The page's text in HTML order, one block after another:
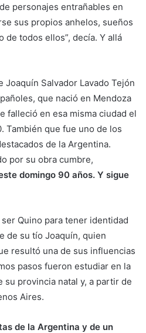
personajes entrañables en
sus propios anhelos, sueños
de todos ellos”, decía. Y allá
Joaquín Salvador Lavado Tejón
que nació en Mendoza
falleció en esa misma ciudad el
También que fue uno de los
de la Argentina.
por su obra cumbre,
domingo 90 años. Y sigue
Quino para tener identidad
de su tío Joaquín, quien
resultó una de sus influencias
pasos fueron estudiar en la
su provincia natal y, a partir de
Aires.
de la Argentina y de un